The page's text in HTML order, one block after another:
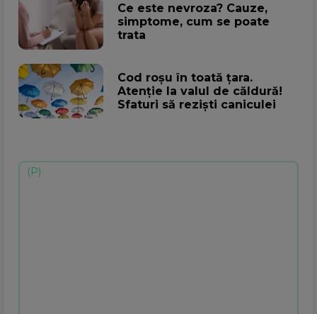
Ce este nevroza? Cauze,
simptome, cum se poate
trata
Cod roșu în toată țara.
Atenţie la valul de căldură!
Sfaturi să rezişti caniculei